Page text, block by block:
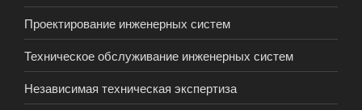
Проектирование инженерных систем
Техническое обслуживание инженерных систем
Независимая техническая экспертиза